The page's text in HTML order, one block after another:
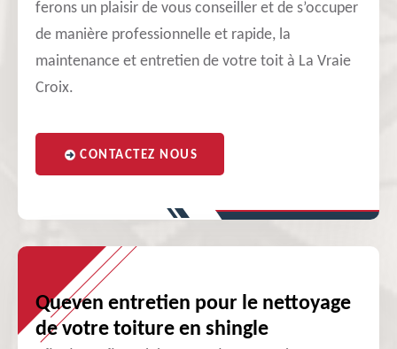
ferons un plaisir de vous conseiller et de s’occuper
de manière professionnelle et rapide, la
maintenance et entretien de votre toit à La Vraie
Croix.
CONTACTEZ NOUS
Queven entretien pour le nettoyage
de votre toiture en shingle